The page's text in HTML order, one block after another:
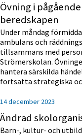
Övning i
beredskapen
Under måndag
ambulans och
tillsammans med
Strömerskolan.
hantera särskilda
fortsatta strategiska
14 december 2023
Ändrad
Barn-, kultur- och